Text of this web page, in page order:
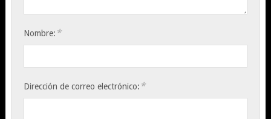
Nombre: *
Dirección de correo electrónico: *